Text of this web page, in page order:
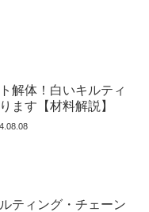
解体！白いキルティ
ます【材料解説】
ティング・チェーン